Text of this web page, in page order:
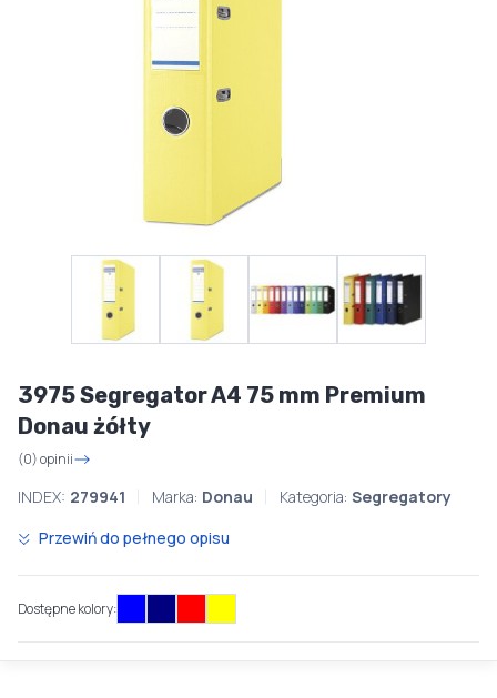
3975 Segregator A4 75 mm Premium
Donau żółty
(0) opinii
INDEX: 279941 Marka: Donau Kategoria: Segregatory
Przewiń do pełnego opisu
Dostępne kolory: